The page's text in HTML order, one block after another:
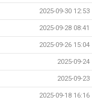
2025-09-30 12:53
2025-09-28 08:41
2025-09-26 15:04
2025-09-24
2025-09-23
2025-09-18 16:16